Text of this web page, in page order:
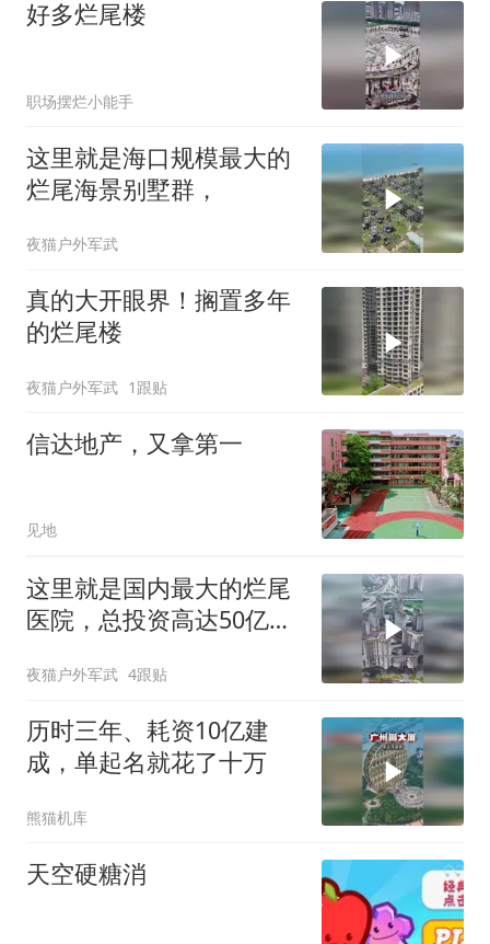
好多烂尾楼
职场摆烂小能手
这里就是海口规模最大的
烂尾海景别墅群，
夜猫户外军武
真的大开眼界！搁置多年
的烂尾楼
夜猫户外军武 1跟贴
信达地产，又拿第一
见地
这里就是国内最大的烂尾
医院，总投资高达50亿
夜猫户外军武 4跟贴
历时三年、耗资10亿建
成，单起名就花了十万
熊猫机库
天空硬糖消